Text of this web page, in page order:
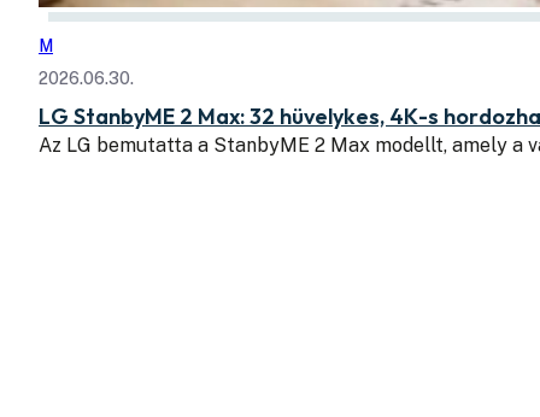
M
2026.06.30.
LG StanbyME 2 Max: 32 hüvelykes, 4K-s
Az LG bemutatta a StanbyME 2 Max modellt, amely a